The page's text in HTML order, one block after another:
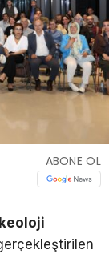
ABONE OL